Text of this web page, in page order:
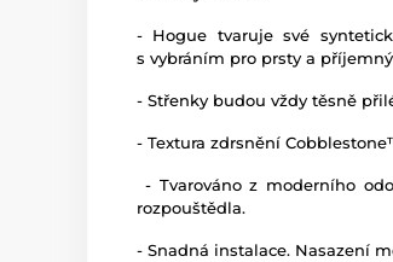
- Hogue tvaruje své
s vybráním pro prsty a
- Střenky budou vždy těsně
- Textura zdrsnění
- Tvarováno z moderního
rozpouštědla.
- Snadná instalace. Nasazení